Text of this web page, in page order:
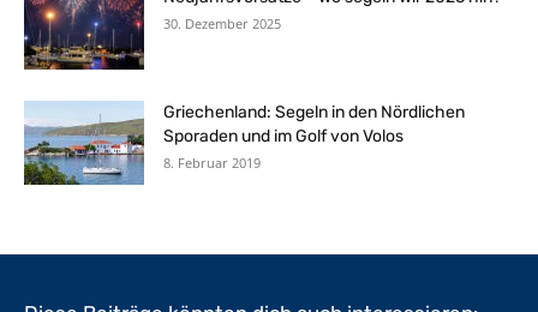
30. Dezember 2025
Griechenland: Segeln in den Nördlichen
Sporaden und im Golf von Volos
8. Februar 2019